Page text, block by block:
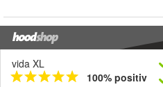
vida XL
100% positiv